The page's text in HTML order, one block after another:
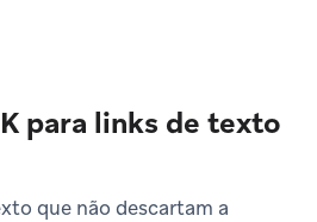
para links de texto
que não descartam a